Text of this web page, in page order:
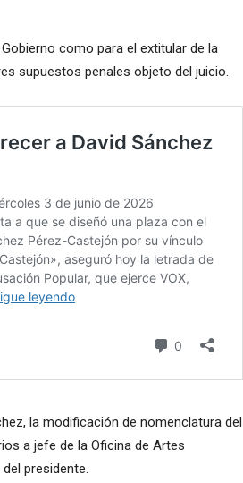
como para el extitular de la
supuestos penales objeto del juicio.
la modificación de nomenclatura del
a jefe de la Oficina de Artes
presidente.